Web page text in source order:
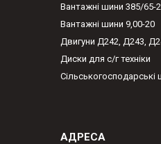
Вантажні шини 385/65-
Вантажні шини 9,00-20
Двигуни Д242, Д243,
Диски для с/г техніки
Сільськогосподарські